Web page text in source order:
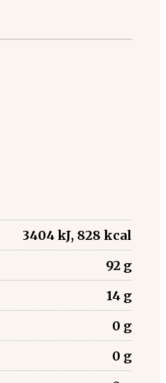
3404 kJ, 828 kcal
92 g
14 g
0 g
0 g